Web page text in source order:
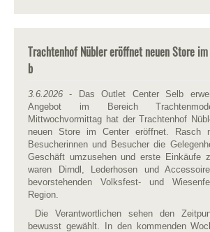
Trachtenhof Nübler eröffnet neuen Store
b
3.6.2026 - Das Outlet Center Selb
Angebot im Bereich
Mittwochvormittag hat der Trachtenhof
neuen Store im Center eröffnet. Rasch
Besucherinnen und Besucher die
Geschäft umzusehen und erste Einkäufe
waren Dirndl, Lederhosen und
bevorstehenden Volksfest- und
Region.
Die Verantwortlichen sehen den
bewusst gewählt. In den kommenden